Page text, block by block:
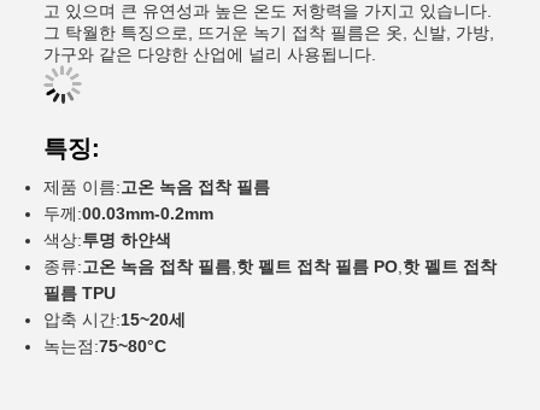
고 있으며 큰 유연성과 높은 온도 저항력을 가지고 있습니다.
그 탁월한 특징으로, 뜨거운 녹기 접착 필름은 옷, 신발, 가방,
가구와 같은 다양한 산업에 널리 사용됩니다.
특징:
제품 이름:고온 녹음 접착 필름
두께:00.03mm-0.2mm
색상:투명 하얀색
종류:고온 녹음 접착 필름 핫 펠트 접착 필름 PO 핫 펠트 접착
필름 TPU
압축 시간:15~20세
녹는점:75~80°C